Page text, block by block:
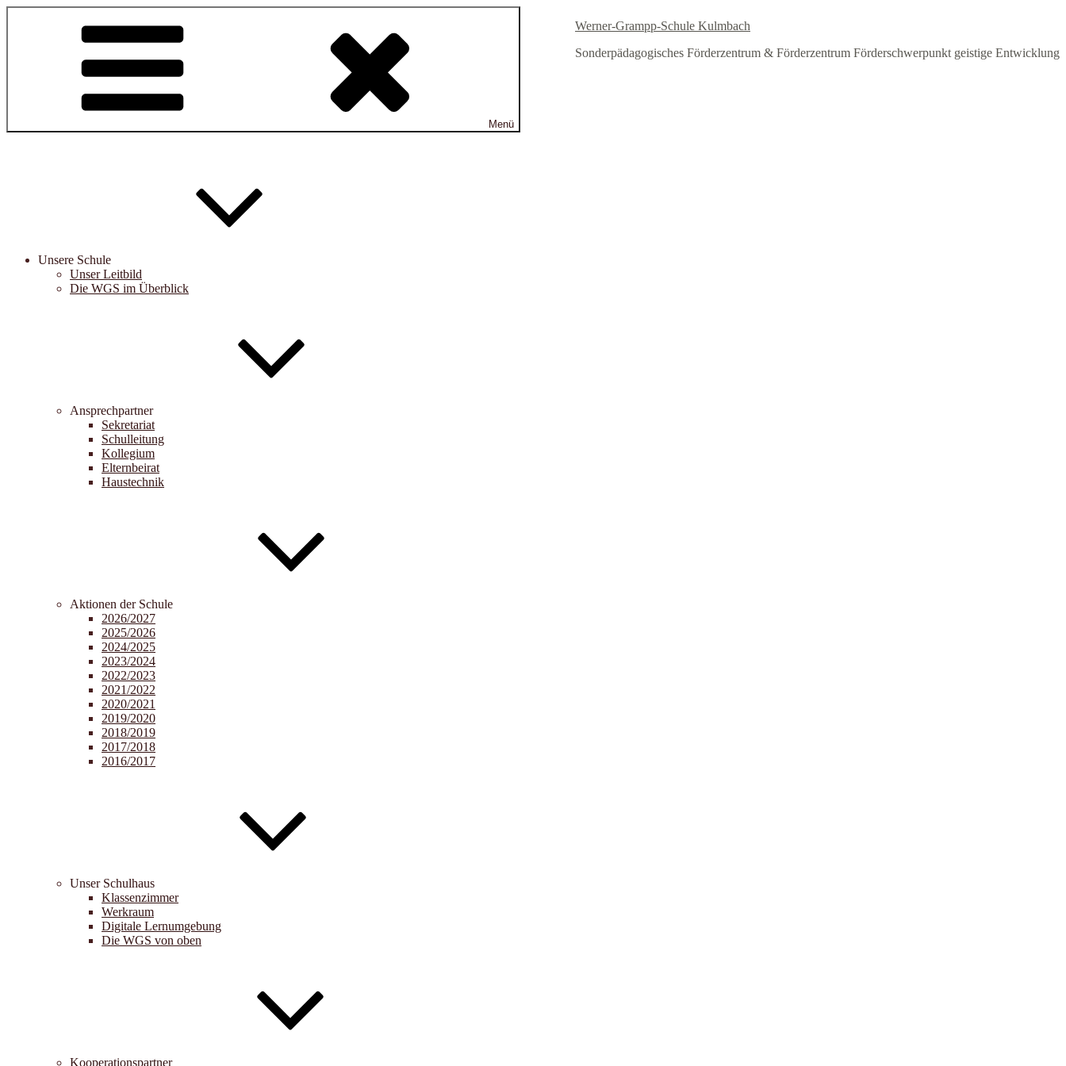
Zum
Werner-Grampp-Schule Kulmbach
Sonderpädagogisches Förderzentrum & Förderzentrum Förderschwerpunkt geistige Entwicklung
Menü
Unsere Schule
Unser Leitbild
Die WGS im Überblick
Ansprechpartner
Sekretariat
Schulleitung
Kollegium
Elternbeirat
Haustechnik
Aktionen der Schule
2026/2027
2025/2026
2024/2025
2023/2024
2022/2023
2021/2022
2020/2021
2019/2020
2018/2019
2017/2018
2016/2017
Unser Schulhaus
Klassenzimmer
Werkraum
Digitale Lernumgebung
Die WGS von oben
Kooperationspartner